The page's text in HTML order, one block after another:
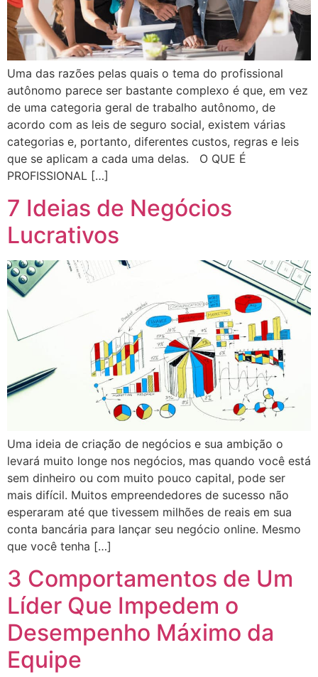
Uma das razões pelas quais o tema do profissional
autônomo parece ser bastante complexo é que, em vez
de uma categoria geral de trabalho autônomo, de
acordo com as leis de seguro social, existem várias
categorias e, portanto, diferentes custos, regras e leis
que se aplicam a cada uma delas. O QUE É
PROFISSIONAL […]
7 Ideias de Negócios
Lucrativos
Uma ideia de criação de negócios e sua ambição o
levará muito longe nos negócios, mas quando você está
sem dinheiro ou com muito pouco capital, pode ser
mais difícil. Muitos empreendedores de sucesso não
esperaram até que tivessem milhões de reais em sua
conta bancária para lançar seu negócio online. Mesmo
que você tenha […]
3 Comportamentos de Um
Líder Que Impedem o
Desempenho Máximo da
Equipe